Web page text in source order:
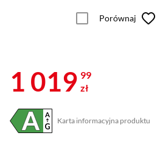
Porównaj
1 019 99
zł
Karta informacyjna produktu
Plik w formacie pdf
(otworzy się w nowym oknie)